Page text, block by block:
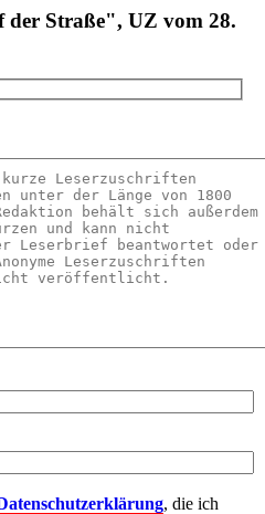
der Straße", UZ vom 28.
, die ich